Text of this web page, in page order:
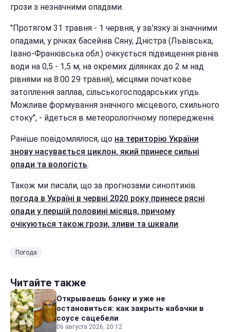
грози з незначними опадами.
"Протягом 31 травня - 1 червня, у зв'язку зі значними
опадами, у річках басейнів Сяну, Дністра (Львівська,
Івано-Франківська обл.) очікується підвищення рівнів
води на 0,5 - 1,5 м, на окремих ділянках до 2 м над
рівнями на 8:00 29 травня), місцями початкове
затоплення заплав, сільськогосподарських угідь.
Можливе формування значного місцевого, схильного
стоку", - йдеться в метеорологічному попередженні.
Раніше повідомлялося, що на територію України
знову насувається циклон, який принесе сильні
опади та вологість.
Також ми писали, що за прогнозами синоптиків
погода в Україні в червні 2020 року принесе рясні
опади у першій половині місяця, причому
очікуються також грози, зливи та шквали.
Погода
Читайте также
Открываешь банку и уже не
остановиться: как закрыть кабачки в
соусе сацебели
06 августа 2026, 20:12